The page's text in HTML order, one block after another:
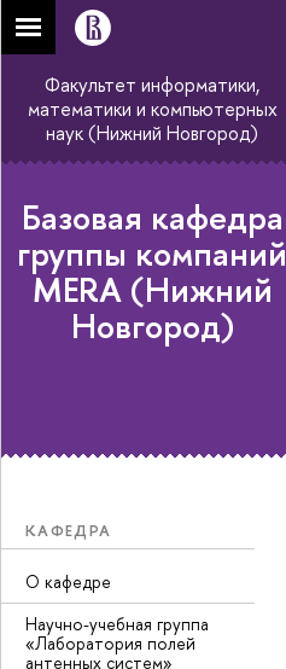
Факультет информатики,
математики и компьютерных
наук (Нижний Новгород)
Базовая кафедра
группы компаний
MERA (Нижний
Новгород)
КАФЕДРА
О кафедре
Научно-учебная группа
«Лаборатория полей
антенных систем»